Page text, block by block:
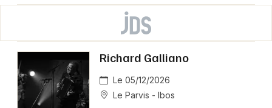
Richard Galliano
Le 05/12/2026
Le Parvis - Ibos